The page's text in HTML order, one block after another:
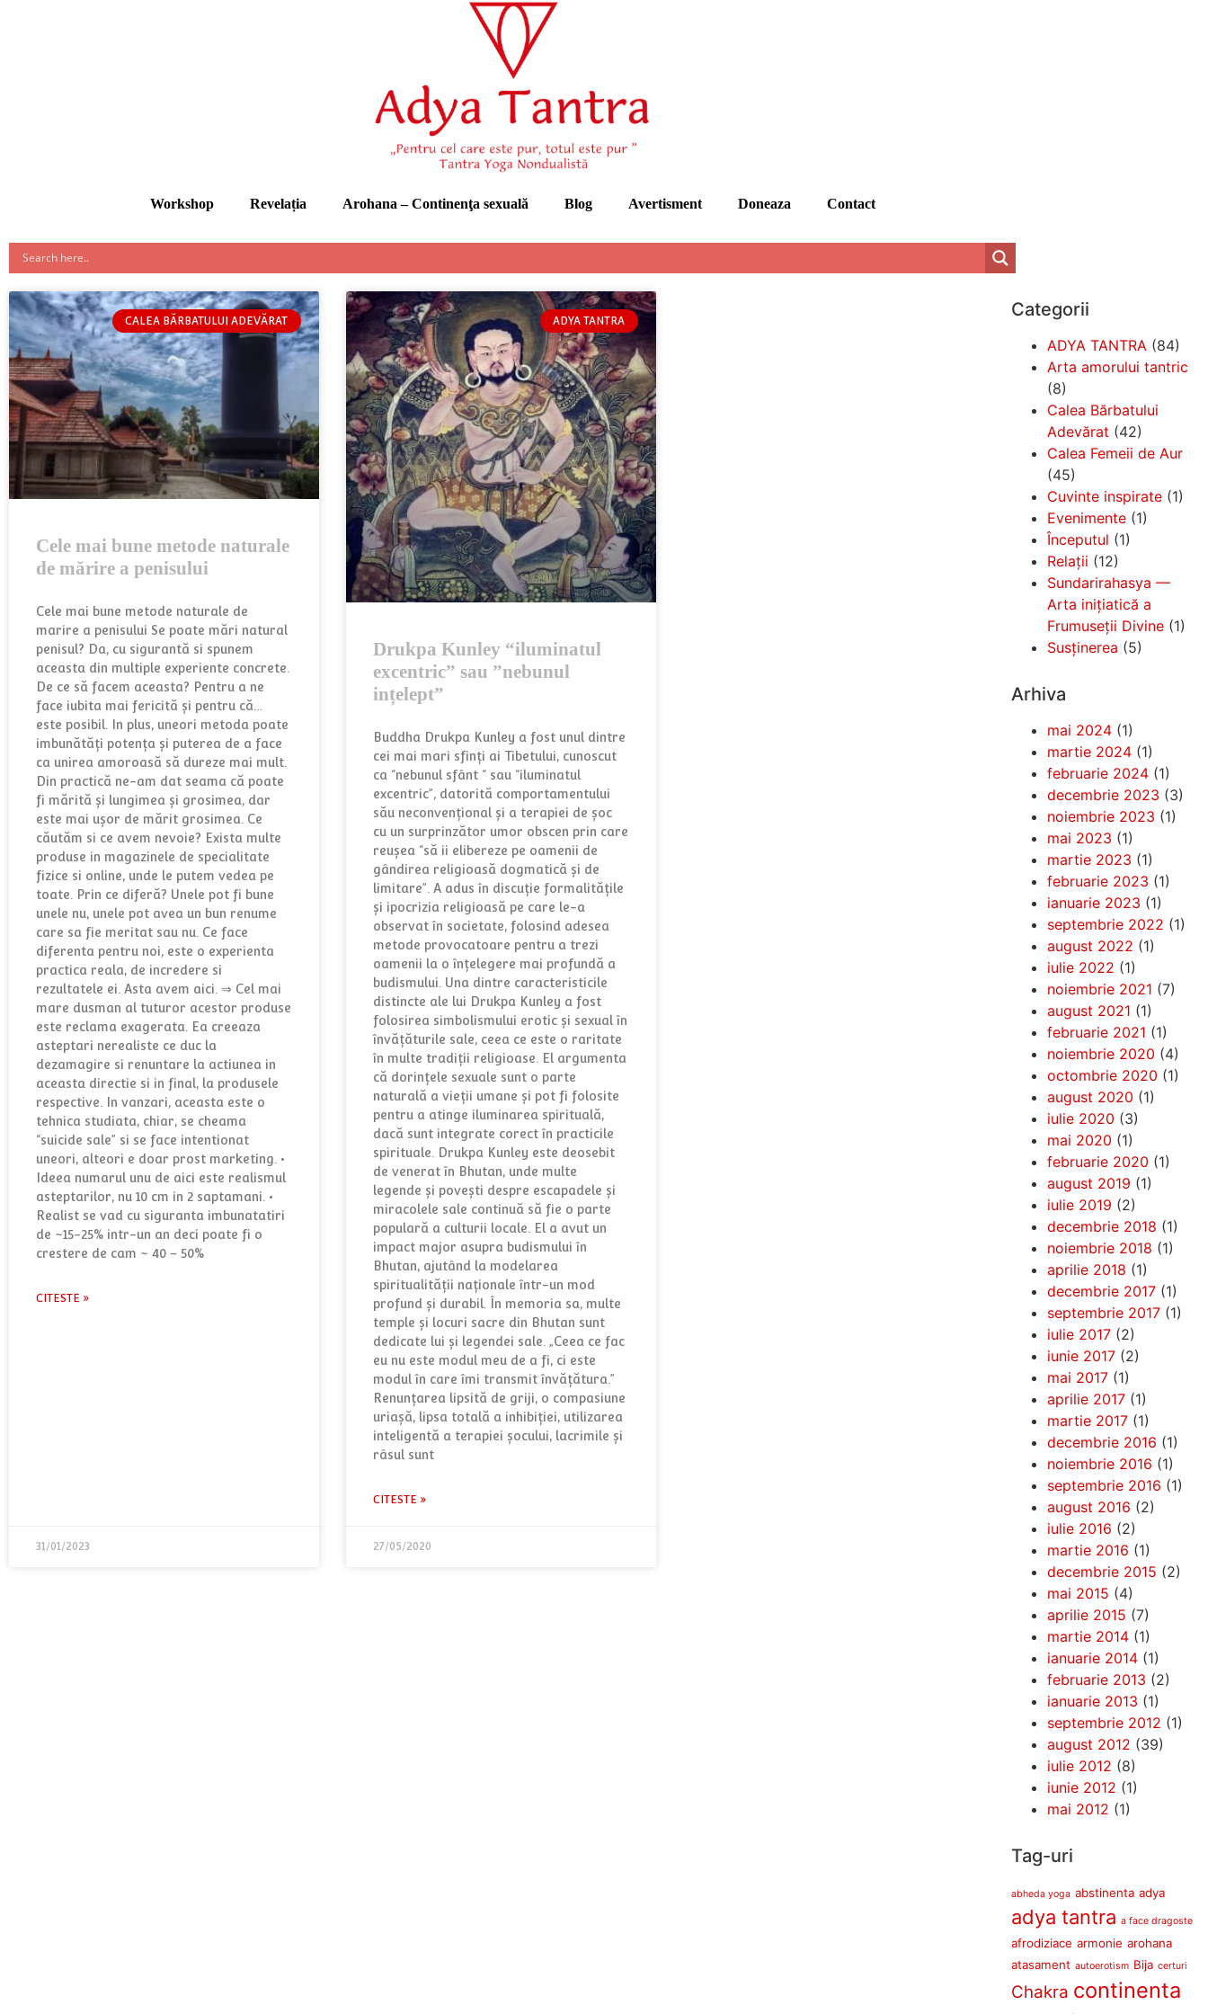
Workshop Revelația Arohana – Continenţa sexuală Blog Avertisment Doneaza Contact
CALEA BĂRBATULUI ADEVĂRAT
Cele mai bune metode naturale
de mărire a penisului
Cele mai bune metode naturale de
marire a penisului Se poate mări natural
penisul? Da, cu sigurantă si spunem
aceasta din multiple experiente concrete.
De ce să facem aceasta? Pentru a ne
face iubita mai fericită și pentru că…
este posibil. In plus, uneori metoda poate
imbunătăți potența și puterea de a face
ca unirea amoroasă să dureze mai mult.
Din practică ne-am dat seama că poate
fi mărită și lungimea și grosimea, dar
este mai ușor de mărit grosimea. Ce
căutăm si ce avem nevoie? Exista multe
produse in magazinele de specialitate
fizice si online, unde le putem vedea pe
toate. Prin ce diferă? Unele pot fi bune
unele nu, unele pot avea un bun renume
care sa fie meritat sau nu. Ce face
diferenta pentru noi, este o experienta
practica reala, de incredere si
rezultatele ei. Asta avem aici. ⇒ Cel mai
mare dusman al tuturor acestor produse
este reclama exagerata. Ea creeaza
asteptari nerealiste ce duc la
dezamagire si renuntare la actiunea in
aceasta directie si in final, la produsele
respective. In vanzari, aceasta este o
tehnica studiata, chiar, se cheama
“suicide sale” si se face intentionat
uneori, alteori e doar prost marketing. •
Ideea numarul unu de aici este realismul
asteptarilor, nu 10 cm in 2 saptamani. •
Realist se vad cu siguranta imbunatatiri
de ~15-25% intr-un an deci poate fi o
crestere de cam ~ 40 – 50%
CITESTE »
31/01/2023
ADYA TANTRA
Drukpa Kunley “iluminatul
excentric” sau ”nebunul
ințelept”
Buddha Drukpa Kunley a fost unul dintre
cei mai mari sfinți ai Tibetului, cunoscut
ca “nebunul sfânt “ sau “iluminatul
excentric”, datorită comportamentului
său neconvențional și a terapiei de șoc
cu un surprinzător umor obscen prin care
reușea “să ii elibereze pe oamenii de
gândirea religioasă dogmatică și de
limitare”. A adus în discuție formalitățile
și ipocrizia religioasă pe care le-a
observat în societate, folosind adesea
metode provocatoare pentru a trezi
oamenii la o înțelegere mai profundă a
budismului. Una dintre caracteristicile
distincte ale lui Drukpa Kunley a fost
folosirea simbolismului erotic și sexual în
învățăturile sale, ceea ce este o raritate
în multe tradiții religioase. El argumenta
că dorințele sexuale sunt o parte
naturală a vieții umane și pot fi folosite
pentru a atinge iluminarea spirituală,
dacă sunt integrate corect în practicile
spirituale. Drukpa Kunley este deosebit
de venerat în Bhutan, unde multe
legende și povești despre escapadele și
miracolele sale continuă să fie o parte
populară a culturii locale. El a avut un
impact major asupra budismului în
Bhutan, ajutând la modelarea
spiritualității naționale într-un mod
profund și durabil. În memoria sa, multe
temple și locuri sacre din Bhutan sunt
dedicate lui și legendei sale. „Ceea ce fac
eu nu este modul meu de a fi, ci este
modul în care îmi transmit învăţătura.”
Renunţarea lipsită de griji, o compasiune
uriaşă, lipsa totală a inhibiţiei, utilizarea
inteligentă a terapiei şocului, lacrimile şi
râsul sunt
CITESTE »
27/05/2020
Categorii
ADYA TANTRA (84)
Arta amorului tantric
(8)
Calea Bărbatului
Adevărat (42)
Calea Femeii de Aur
(45)
Cuvinte inspirate(1)
Evenimente(1)
Începutul (1)
Relații (12)
Sundarirahasya —
Arta inițiatică a
Frumuseții Divine(1)
Susținerea (5)
Arhiva
mai 2024(1)
martie 2024(1)
februarie 2024(1)
decembrie 2023 (3)
noiembrie 2023 (1)
mai 2023 (1)
martie 2023 (1)
februarie 2023 (1)
ianuarie 2023 (1)
septembrie 2022 (1)
august 2022 (1)
iulie 2022 (1)
noiembrie 2021 (7)
august 2021 (1)
februarie 2021 (1)
noiembrie 2020 (4)
octombrie 2020 (1)
august 2020 (1)
iulie 2020 (3)
mai 2020 (1)
februarie 2020 (1)
august 2019 (1)
iulie 2019 (2)
decembrie 2018 (1)
noiembrie 2018 (1)
aprilie 2018 (1)
decembrie 2017(1)
septembrie 2017(1)
iulie 2017(2)
iunie 2017(2)
mai 2017(1)
aprilie 2017(1)
martie 2017(1)
decembrie 2016 (1)
noiembrie 2016 (1)
septembrie 2016 (1)
august 2016 (2)
iulie 2016 (2)
martie 2016 (1)
decembrie 2015 (2)
mai 2015 (4)
aprilie 2015 (7)
martie 2014(1)
ianuarie 2014(1)
februarie 2013 (2)
ianuarie 2013 (1)
septembrie 2012 (1)
august 2012 (39)
iulie 2012 (8)
iunie 2012 (1)
mai 2012 (1)
Tag-uri
abheda yoga abstinenta adya
adya tantra a face dragoste
afrodiziace armonie arohana
atasament autoerotism Bija certuri
Chakra continenta